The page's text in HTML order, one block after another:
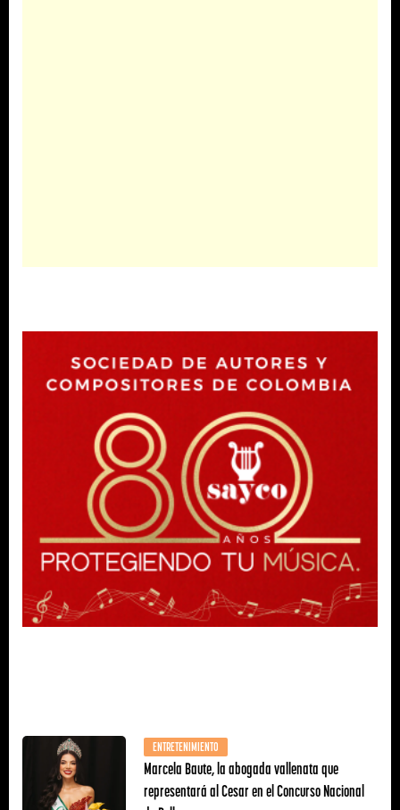
ENTRETENIMIENTO
Marcela Baute, la abogada vallenata que
representará al Cesar en el Concurso Nacional